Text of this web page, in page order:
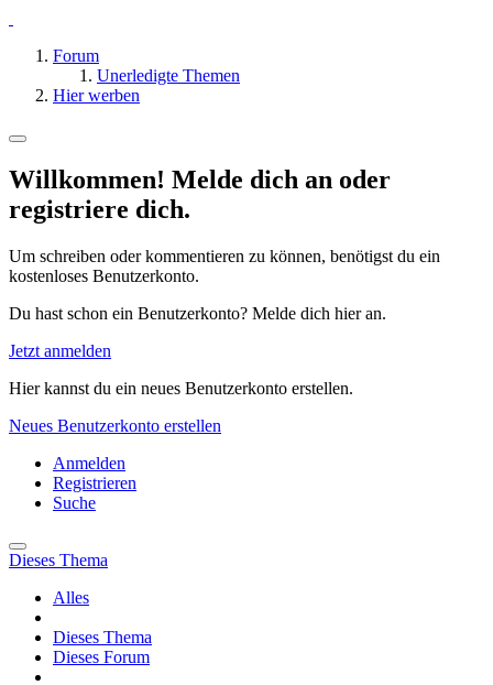
Forum
Unerledigte Themen
Hier werben
Willkommen! Melde dich an oder
registriere dich.
Um schreiben oder kommentieren zu können, benötigst du ein
kostenloses Benutzerkonto.
Du hast schon ein Benutzerkonto? Melde dich hier an.
Jetzt anmelden
Hier kannst du ein neues Benutzerkonto erstellen.
Neues Benutzerkonto erstellen
Anmelden
Registrieren
Suche
Dieses Thema
Alles
Dieses Thema
Dieses Forum